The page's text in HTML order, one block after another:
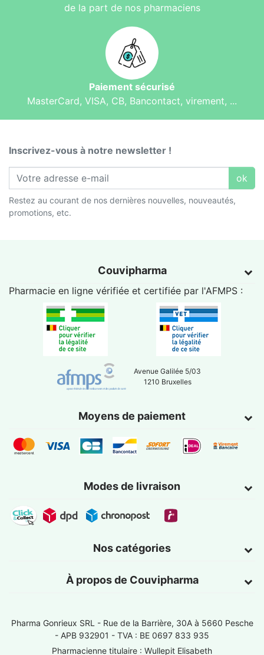
de la part de nos pharmaciens
Paiement sécurisé
MasterCard, VISA, CB, Bancontact, virement, ...
Inscrivez-vous à notre newsletter !
ok
Restez au courant de nos dernières nouvelles, nouveautés,
promotions, etc.
Couvipharma
Pharmacie en ligne vérifiée et certifiée par l'AFMPS :
Avenue Galilée 5/03
1210 Bruxelles
Moyens de paiement
Modes de livraison
Nos catégories
À propos de Couvipharma
Pharma Gonrieux SRL - Rue de la Barrière, 30A à 5660 Pesche
- APB 932901 - TVA : BE 0697 833 935
Pharmacienne titulaire : Wullepit Elisabeth